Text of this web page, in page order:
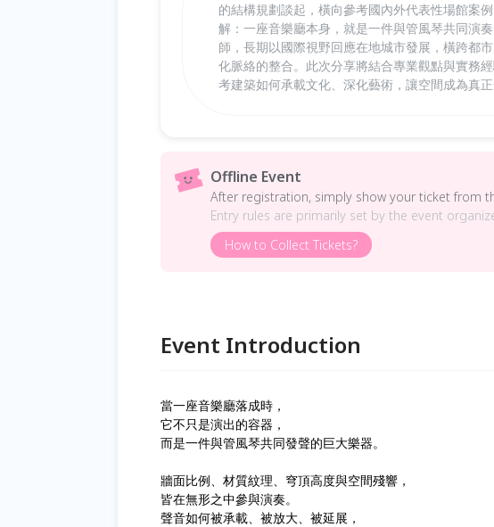
的結構規劃談起，橫向參考國內外代表性場館案
解：一座音樂廳本身，就是一件與管風琴共同演
師，長期以國際視野回應在地城市發展，橫跨都
化脈絡的整合。此次分享將結合專業觀點與實務
考建築如何承載文化、深化藝術，讓空間成為真正
Offline Event
After registration, simply show your ticket from
Entry rules are primarily set by the event
How to Collect Tickets?
Event Introduction
當一座音樂廳落成時，
它不只是演出的容器，
而是一件與管風琴共同發聲的巨大樂器。
牆面比例、材質紋理、穹頂高度與空間殘響，
皆在無形之中參與演奏。
聲音如何被承載、被放大、被延展，